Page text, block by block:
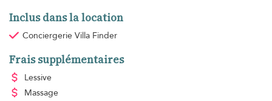
Inclus dans la location
Conciergerie Villa Finder
Frais supplémentaires
Lessive
Massage